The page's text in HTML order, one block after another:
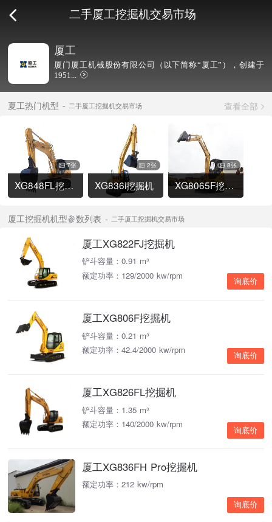
二手厦工挖掘机交易市场
厦工
厦门厦工机械股份有限公司（以下简称“厦工”），创建于
1951...
夏工热门机型 二手厦工挖掘机交易市场 查看全部
7张
XG848FL挖掘机
2张
XG836i挖掘机
8张
XG8065F挖掘机
厦工挖掘机机型参数列表 二手厦工挖掘机交易市场
厦工XG822FJ挖掘机
铲斗容量：0.91 m³
额定功率：129/2000 kw/rpm
询底价
厦工XG806F挖掘机
铲斗容量：0.21 m³
额定功率：42.4/2000 kw/rpm
询底价
厦工XG826FL挖掘机
铲斗容量：1.35 m³
额定功率：140/2000 kw/rpm
询底价
厦工XG836FH Pro挖掘机
额定功率：212 kw/rpm
询底价